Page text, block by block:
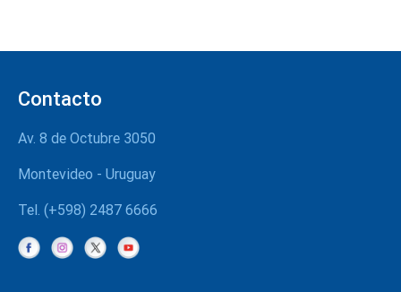
Contacto
Av. 8 de Octubre 3050
Montevideo - Uruguay
Tel. (+598) 2487 6666